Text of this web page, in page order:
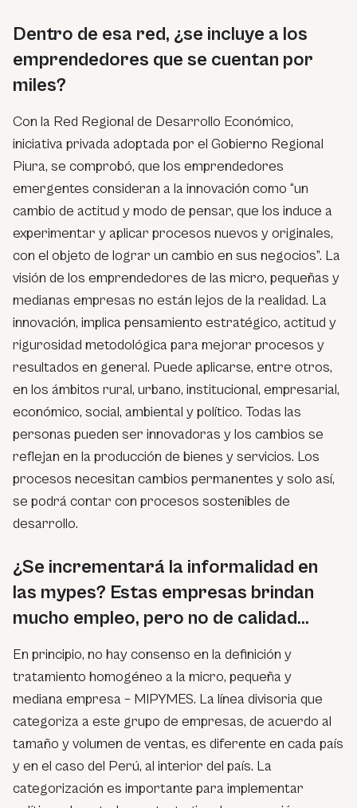
Dentro de esa red, ¿se incluye a los
emprendedores que se cuentan por
miles?
Con la Red Regional de Desarrollo Económico,
iniciativa privada adoptada por el Gobierno Regional
Piura, se comprobó, que los emprendedores
emergentes consideran a la innovación como “un
cambio de actitud y modo de pensar, que los induce a
experimentar y aplicar procesos nuevos y originales,
con el objeto de lograr un cambio en sus negocios”. La
visión de los emprendedores de las micro, pequeñas y
medianas empresas no están lejos de la realidad. La
innovación, implica pensamiento estratégico, actitud y
rigurosidad metodológica para mejorar procesos y
resultados en general. Puede aplicarse, entre otros,
en los ámbitos rural, urbano, institucional, empresarial,
económico, social, ambiental y político. Todas las
personas pueden ser innovadoras y los cambios se
reflejan en la producción de bienes y servicios. Los
procesos necesitan cambios permanentes y solo así,
se podrá contar con procesos sostenibles de
desarrollo.
¿Se incrementará la informalidad en
las mypes? Estas empresas brindan
mucho empleo, pero no de calidad…
En principio, no hay consenso en la definición y
tratamiento homogéneo a la micro, pequeña y
mediana empresa – MIPYMES. La línea divisoria que
categoriza a este grupo de empresas, de acuerdo al
tamaño y volumen de ventas, es diferente en cada país
y en el caso del Perú, al interior del país. La
categorización es importante para implementar